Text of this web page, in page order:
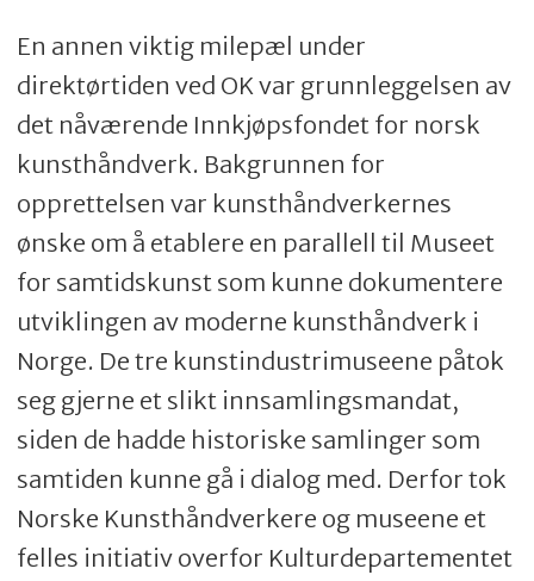
En annen viktig milepæl under
direktørtiden ved OK var grunnleggelsen av
det nåværende Innkjøpsfondet for norsk
kunsthåndverk. Bakgrunnen for
opprettelsen var kunsthåndverkernes
ønske om å etablere en parallell til Museet
for samtidskunst som kunne dokumentere
utviklingen av moderne kunsthåndverk i
Norge. De tre kunstindustrimuseene påtok
seg gjerne et slikt innsamlingsmandat,
siden de hadde historiske samlinger som
samtiden kunne gå i dialog med. Derfor tok
Norske Kunsthåndverkere og museene et
felles initiativ overfor Kulturdepartementet